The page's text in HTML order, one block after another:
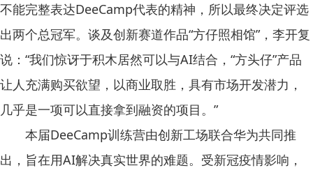
不能完整表达DeeCamp代表的精神，所以最终决定评选
出两个总冠军。谈及创新赛道作品“方仔照相馆”，李开复
说：“我们惊讶于积木居然可以与AI结合，“方头仔”产品
让人充满购买欲望，以商业取胜，具有市场开发潜力，
几乎是一项可以直接拿到融资的项目。”
本届DeeCamp训练营由创新工场联合华为共同推
出，旨在用AI解决真实世界的难题。受新冠疫情影响，